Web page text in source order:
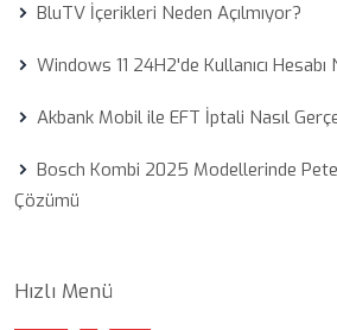
BluTV İçerikleri Neden Açılmıyor?
Windows 11 24H2'de Kullanıcı
Akbank Mobil ile EFT İptali Nasıl
Bosch Kombi 2025 Modellerinde
Çözümü
Hızlı Menü